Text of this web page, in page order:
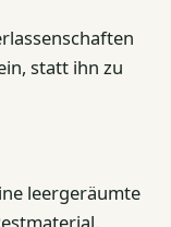
statt ihn zu
leergeräumte